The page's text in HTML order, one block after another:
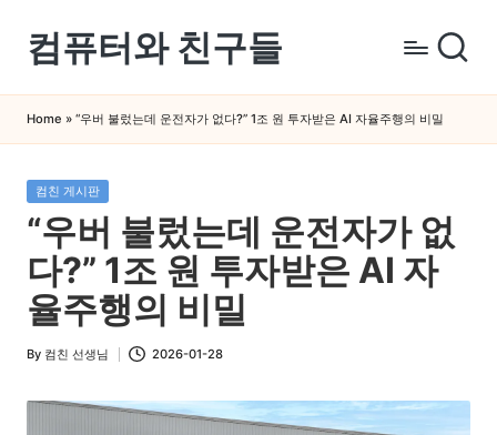
Skip
content
컴퓨터와 친구들
퓨
터
스
마
트
폰
을
쉽
배
Home » “우버 불렀는데 운전자가 없다?” 1조 원 투자받은 AI 자율주행의 비밀
Posted
in
컴친 게시판
“우버 불렀는데 운전자가 없
다?” 1조 원 투자받은 AI 자
율주행의 비밀
Posted
By 컴친 선생님 2026-01-28